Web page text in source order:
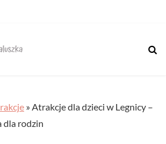
»Atrakcje dla dzieci w Legnicy –
dla rodzin